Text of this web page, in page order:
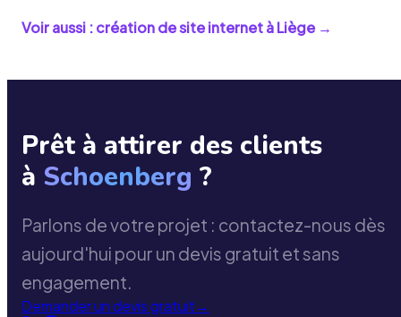
Voir aussi : création de site internet àLiège→
Prêt à attirer des clients
à Schoenberg ?
Parlons de votre projet : contactez-nous dès
aujourd'hui pour un devis gratuit et sans
engagement.
Demander un devis gratuit→